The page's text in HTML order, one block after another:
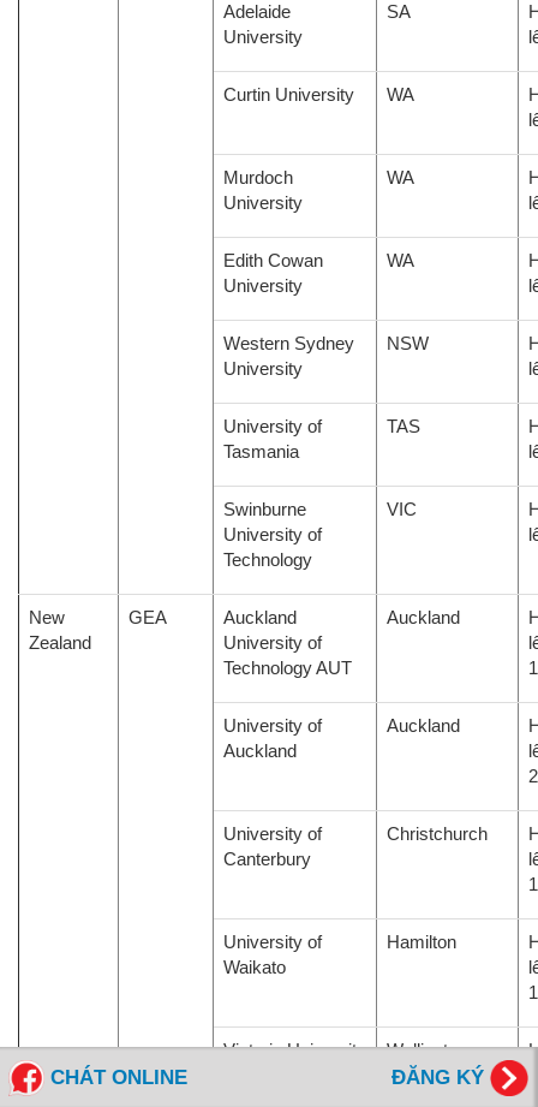
Adelaide
University
SA
Curtin University WA
Murdoch
University
WA
Edith Cowan
University
WA
Western Sydney
University
NSW
University of
Tasmania
TAS
Swinburne
University of
Technology
VIC
New
Zealand
GEA
Auckland
University of
Technology AUT
Auckland
University of
Auckland
Auckland
University of
Canterbury
Christchurch
University of
Waikato
Hamilton
Victoria University
Wellington
ĐĂNG KÝ
CHÁT ONLINE